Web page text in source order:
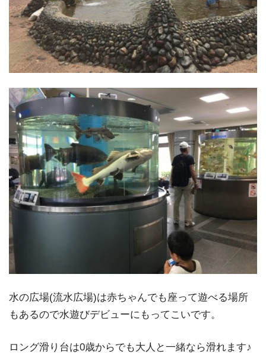
水の広場(流水広場)は赤ちゃんでも座って遊べる場所
もあるので水遊びデビューにもってこいです。
ロング滑り台は0歳からでも大人と一緒なら滑れます♪